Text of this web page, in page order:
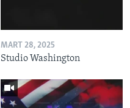
MART 28, 2025
Studio Washington